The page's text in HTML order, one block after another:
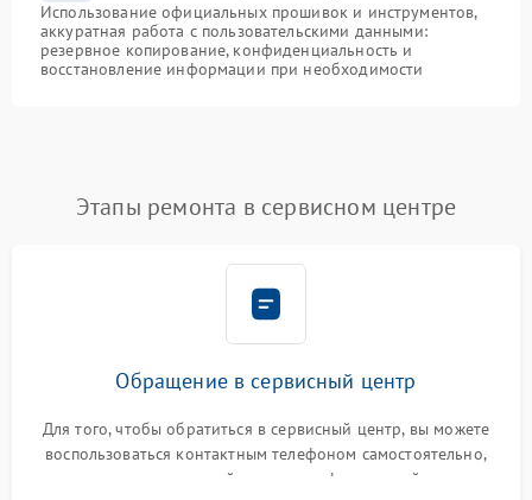
Использование официальных прошивок и инструментов,
аккуратная работа с пользовательскими данными:
резервное копирование, конфиденциальность и
восстановление информации при необходимости
Этапы ремонта в сервисном центре
Обращение в сервисный центр
Для того, чтобы обратиться в сервисный центр, вы можете
воспользоваться контактным телефоном самостоятельно,
или оставить свой номер телефона на сайте